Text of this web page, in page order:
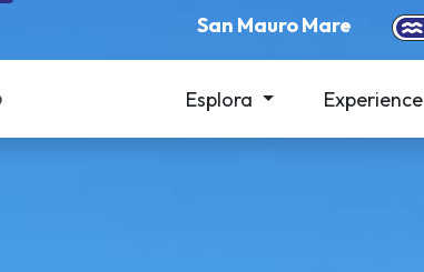
San Mauro Mare
Esplora Experience